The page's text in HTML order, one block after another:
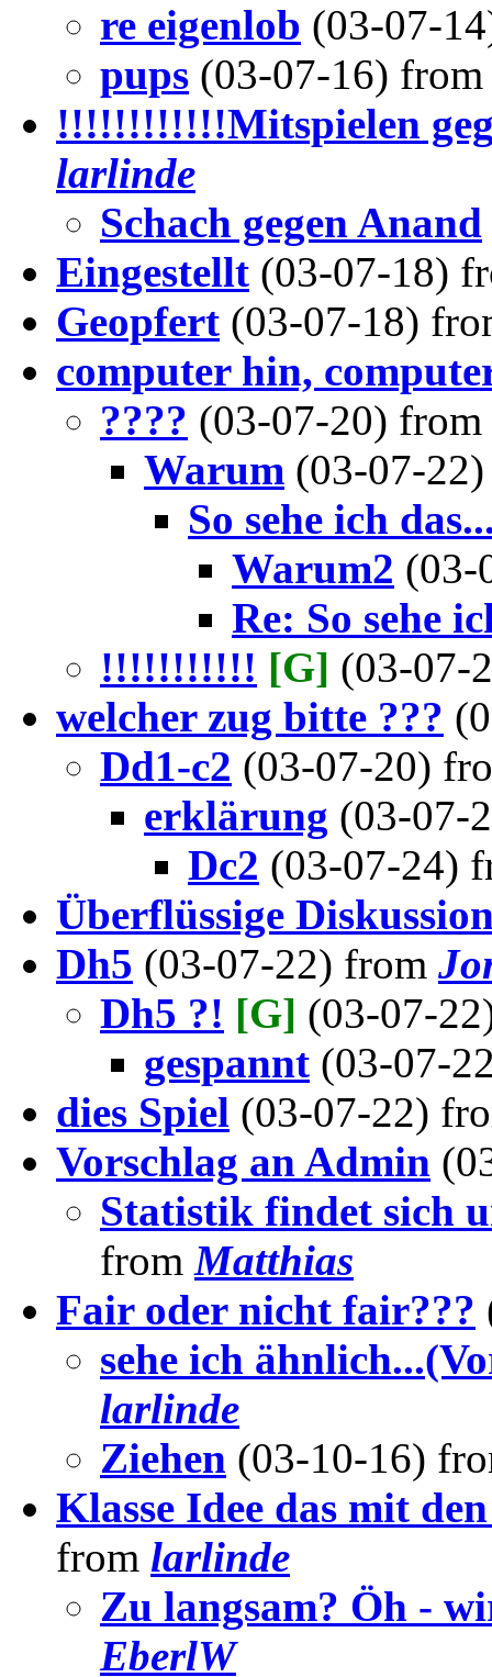
re eigenlob (03-07-
pups (03-07-16)
!!!!!!!!!!!!Mitspielen
larlinde
Schach gegen Anand
Eingestellt (03-07-18)
Geopfert (03-07-18)
computer hin,
???? (03-07-20) from
Warum (03-07-
So sehe ich
Warum2 (03-
Re: So sehe
!!!!!!!!!!! [G] (03-07-
welcher zug bitte ???
Dd1-c2 (03-07-20)
erklärung (03-07-
Dc2 (03-07-24)
Überflüssige
Dh5 (03-07-22) from
Dh5 ?! [G] (03-07-
gespannt (03-07-
dies Spiel (03-07-22)
Vorschlag an Admin
Statistik findet sich
fromMatthias
Fair oder nicht fair???
sehe ich
larlinde
Ziehen (03-10-16)
Klasse Idee das mit
from larlinde
Zu langsam? Öh -
EberlW